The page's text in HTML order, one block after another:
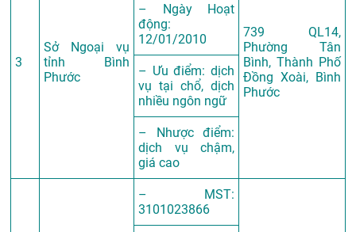
3
Sở Ngoại vụ
tỉnh Bình
Phước
739 QL14,
Phường Tân
Bình, Thành Phố
Đồng Xoài, Bình
Phước
– Ngày Hoạt
động:
12/01/2010
– Ưu điểm: dịch
vụ tại chổ, dịch
nhiều ngôn ngữ
– Nhược điểm:
dịch vụ chậm,
giá cao
– MST:
3101023866